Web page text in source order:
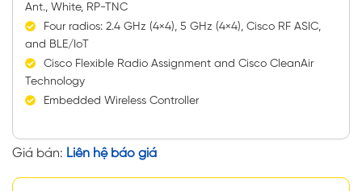
Ant., White, RP-TNC
Four radios: 2.4 GHz (4×4), 5 GHz (4×4), Cisco RF ASIC,
and BLE/IoT
Cisco Flexible Radio Assignment and Cisco CleanAir
Technology
Embedded Wireless Controller
Giá bán: Liên hệ báo giá